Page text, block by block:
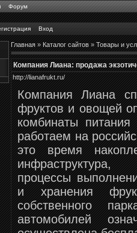
Форум
Вход
Главная»Каталог сайтов»Товары и
Компания Лиана: продажа
http://lianafrukt.ru/
Компания Лиана
фруктов и овощей
комбинаты
работаем на
это время
процессы
и хранения
собственного
автомобилей